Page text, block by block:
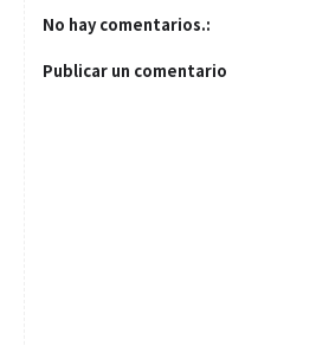
No hay comentarios.:
Publicar un comentario